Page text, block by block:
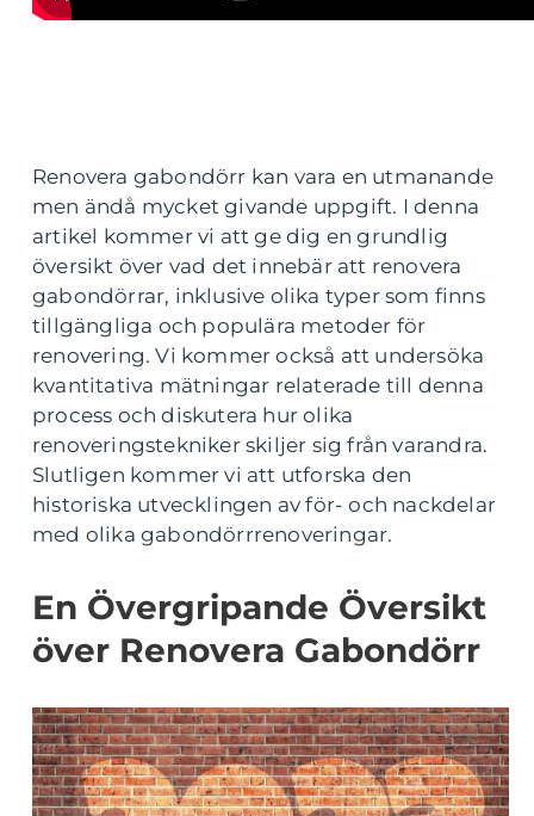
Renovera gabondörr kan vara en utmanande
men ändå mycket givande uppgift. I denna
artikel kommer vi att ge dig en grundlig
översikt över vad det innebär att renovera
gabondörrar, inklusive olika typer som finns
tillgängliga och populära metoder för
renovering. Vi kommer också att undersöka
kvantitativa mätningar relaterade till denna
process och diskutera hur olika
renoveringstekniker skiljer sig från varandra.
Slutligen kommer vi att utforska den
historiska utvecklingen av för- och nackdelar
med olika gabondörrrenoveringar.
En Övergripande Översikt
över Renovera Gabondörr